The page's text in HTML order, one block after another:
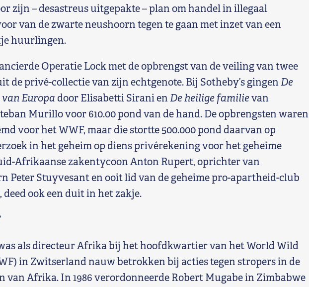
zijn – desastreus uitgepakte – plan om handel in illegaal
van de zwarte neushoorn tegen te gaan met inzet van een
huurlingen.
Operatie Lock met de opbrengst van de veiling van twee
de privé-collectie van zijn echtgenote. Bij Sotheby’s gingen De
Europa door Elisabetti Sirani en De heilige familievan
Murillo voor 610.00 pond van de hand. De opbrengsten waren
voor het WWF, maar die stortte 500.000 pond daarvan op
in het geheim op diens privérekening voor het geheime
Afrikaanse zakentycoon Anton Rupert, oprichter van
Peter Stuyvesant en ooit lid van de geheime pro-apartheid-club
deed ook een duit in het zakje.
als directeur Afrika bij het hoofdkwartier van het World Wild
in Zwitserland nauw betrokken bij acties tegen stropers in de
van Afrika. In 1986 verordonneerde Robert Mugabe in Zimbabwe